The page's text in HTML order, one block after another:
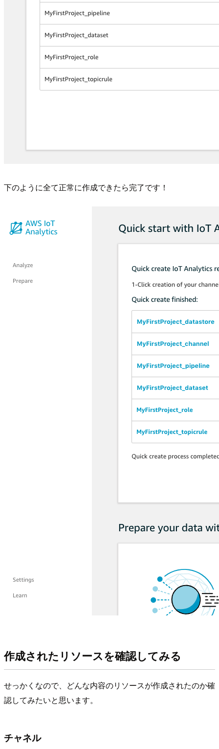
下のように全て正常に作成できたら完了です！
作成されたリソースを確認してみる
せっかくなので、どんな内容のリソースが作成されたのか確
認してみたいと思います。
チャネル